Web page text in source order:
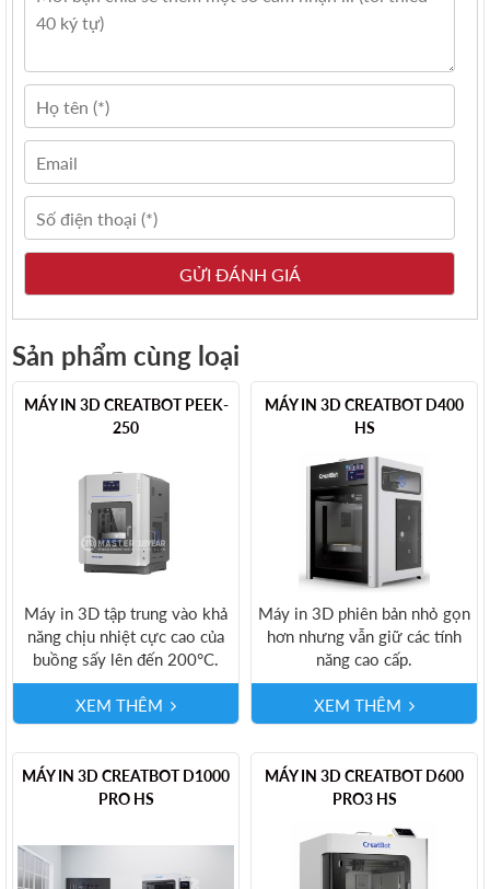
Sản phẩm cùng loại
MÁY IN 3D CREATBOT PEEK-
250
Máy in 3D tập trung vào khả
năng chịu nhiệt cực cao của
buồng sấy lên đến 200°C.
XEM THÊM
MÁY IN 3D CREATBOT D400
HS
Máy in 3D phiên bản nhỏ gọn
hơn nhưng vẫn giữ các tính
năng cao cấp.
XEM THÊM
MÁY IN 3D CREATBOT D1000
PRO HS
MÁY IN 3D CREATBOT D600
PRO3 HS